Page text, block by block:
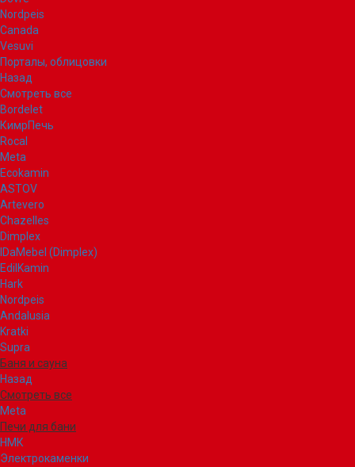
Nordpeis
Canada
Vesuvi
Порталы, облицовки
Назад
Смотреть все
Bordelet
КимрПечь
Rocal
Meta
Ecokamin
ASTOV
Artevero
Chazelles
Dimplex
IDaMebel (Dimplex)
EdilKamin
Hark
Nordpeis
Andalusia
Kratki
Supra
Баня и сауна
Назад
Смотреть все
Meta
Печи для бани
НМК
Электрокаменки